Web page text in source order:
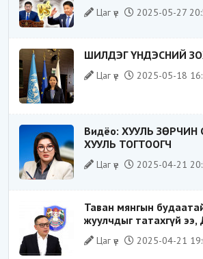
буруугаа чиглүүлж
Цаг үе 2025-05-27
ШИЛДЭГ ҮНДЭСНИЙ
Цаг үе 2025-05-18
Видёо: ХУУЛЬ ЗӨРЧИН
ХУУЛЬ ТОГТООГЧ
Цаг үе 2025-04-21
Таван мянгын
жуулчдыг татахгүй ээ,
Цаг үе 2025-04-21